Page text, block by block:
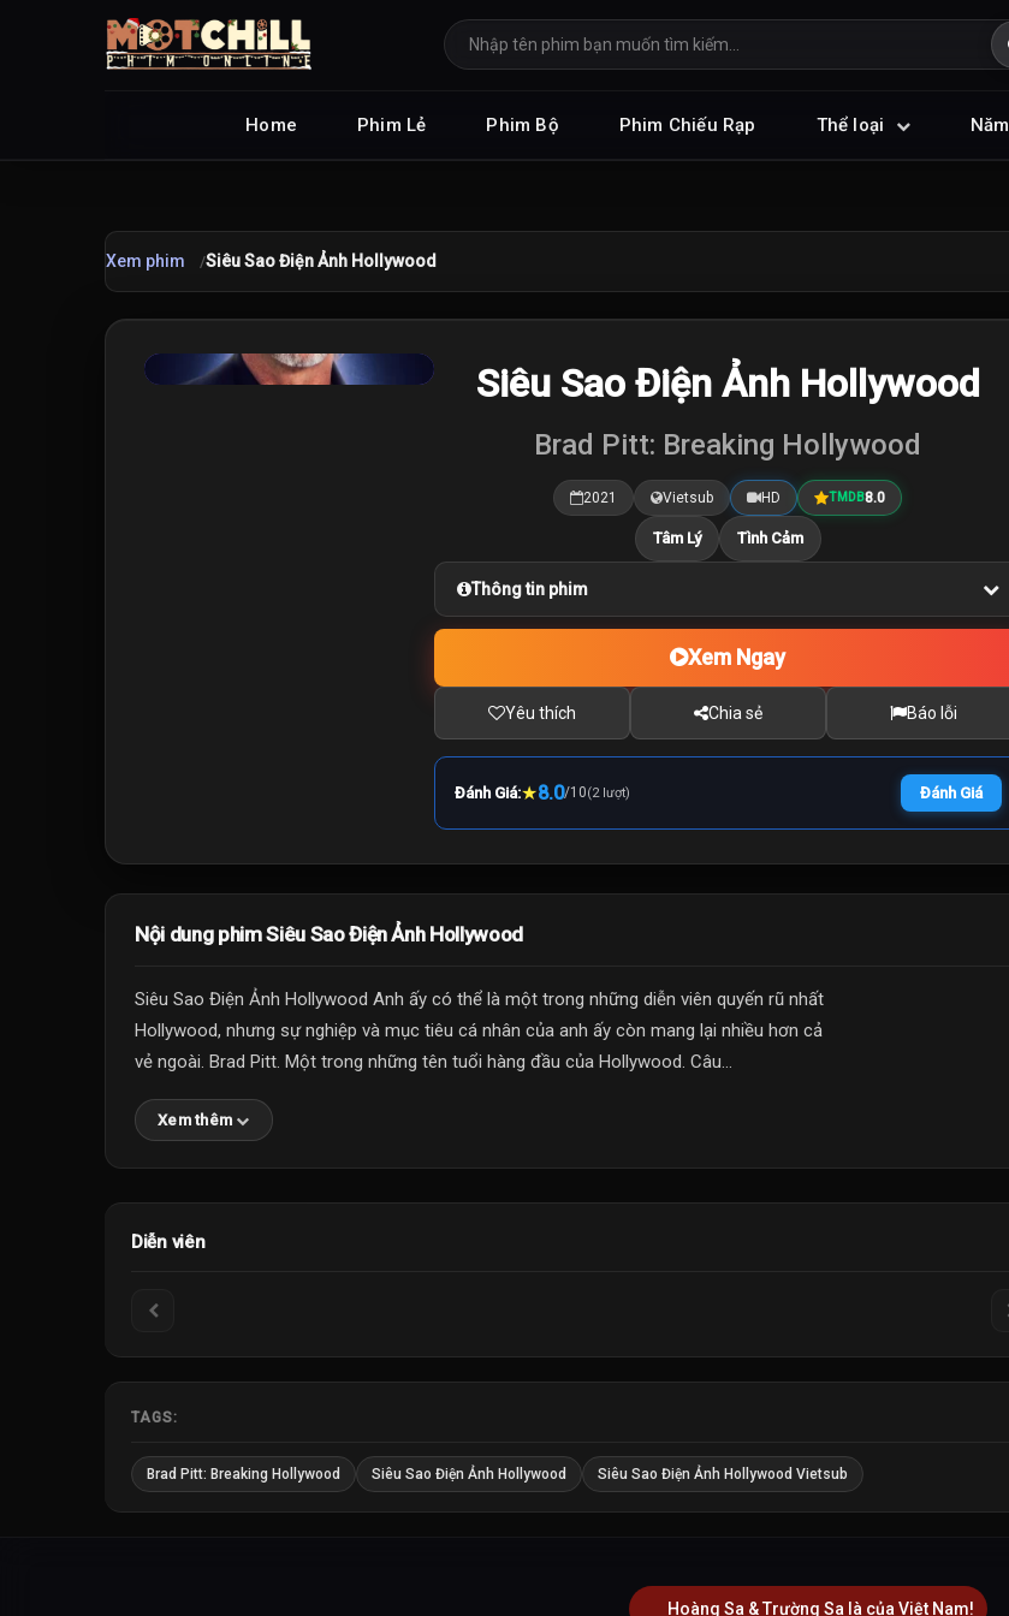
Home Phim Lẻ Phim Bộ Phim Chiếu Rạp Thể loại Năm
Xem phim Siêu Sao Điện Ảnh Hollywood
Siêu Sao Điện Ảnh Hollywood
Brad Pitt: Breaking Hollywood
2021 Vietsub HD TMDB8.0
Tâm Lý Tình Cảm
Thông tin phim
Xem Ngay
Yêu thích Chia sẻ Báo lỗi
Đánh Giá:★8.0/10(2 lượt) Đánh Giá
Nội dung phim Siêu Sao Điện Ảnh Hollywood
Siêu Sao Điện Ảnh Hollywood Anh ấy có thể là một trong những diễn viên quyến rũ nhất
Hollywood, nhưng sự nghiệp và mục tiêu cá nhân của anh ấy còn mang lại nhiều hơn cả
vẻ ngoài. Brad Pitt. Một trong những tên tuổi hàng đầu của Hollywood. Câu...
Xem thêm
Diễn viên
TAGS:
Brad Pitt: Breaking Hollywood Siêu Sao Điện Ảnh Hollywood Siêu Sao Điện Ảnh Hollywood Vietsub
Hoàng Sa & Trường Sa là của Việt Nam!